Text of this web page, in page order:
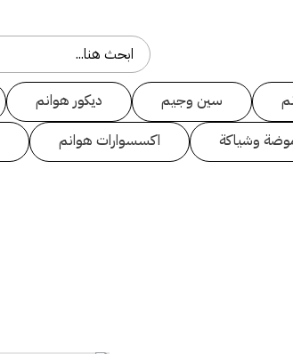
سين وجيم ديكور هوانم
وشياكة اكسسوارات هوانم